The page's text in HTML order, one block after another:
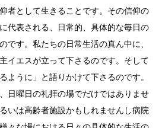
者として生きることです。その信仰の
代表される、日常的、具体的な毎日の
です。私たちの日常生活の真ん中に、
イエスが立って下さるのです。そして
ように」と語りかけて下さるのです。
日曜日の礼拝の場でだけではありませ
いは高齢者施設かもしれませんし病院